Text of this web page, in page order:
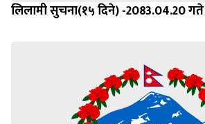
लिलामी सुचना(१५ दिने) -2083.04.20 गते